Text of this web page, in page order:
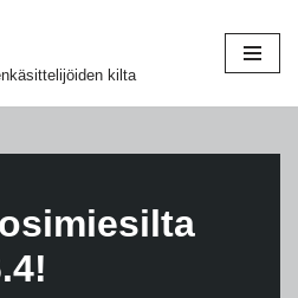
kilta